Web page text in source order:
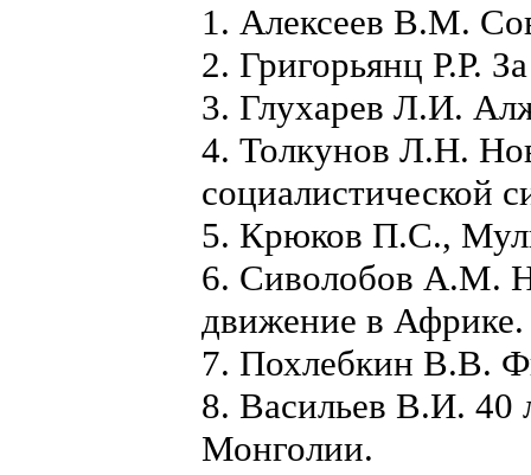
1. Алексеев В.М.
2. Григорьянц Р.Р.
3. Глухарев Л.И.
4. Толкунов Л.Н.
социалистической
5. Крюков П.С.,
6. Сиволобов А.М.
движение в Африке.
7. Похлебкин В.В.
8. Васильев В.И. 40
Монголии.